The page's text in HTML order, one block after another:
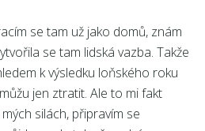
se tam už jako domů, znám
se tam lidská vazba. Takže
k výsledku loňského roku
jen ztratit. Ale to mi fakt
silách, připravím se